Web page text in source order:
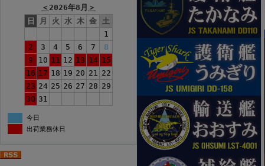
＜ 2026年8月 ＞
日
月 火 水 木 金 土
1
2
3 4 5 6 7
8
9
10 11 12 13 14 15
16 17 18 19 20 21 22
23 24 25 26 27 28 29
30 31
今日
出荷業務休日